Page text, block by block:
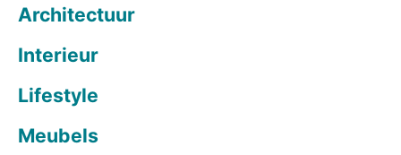
Architectuur
Interieur
Lifestyle
Meubels